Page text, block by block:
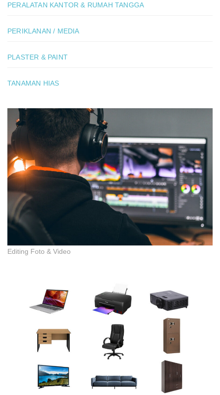
PERALATAN KANTOR & RUMAH TANGGA
PERIKLANAN / MEDIA
PLASTER & PAINT
TANAMAN HIAS
Editing Foto & Video